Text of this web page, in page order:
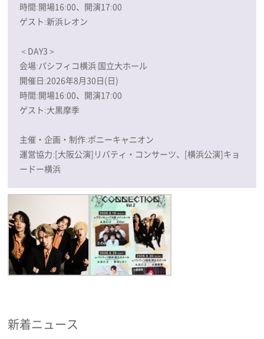
時間:開場16:00、開演17:00
ゲスト:新浜レオン
＜DAY3＞
会場:パシフィコ横浜 国立大ホール
開催日:2026年8月30日(日)
時間:開場16:00、開演17:00
ゲスト:大黒摩季
主催・企画・制作:ポニーキャニオン
運営協力:[大阪公演]リバティ・コンサーツ、[横浜公演]キョ
ードー横浜
新着ニュース